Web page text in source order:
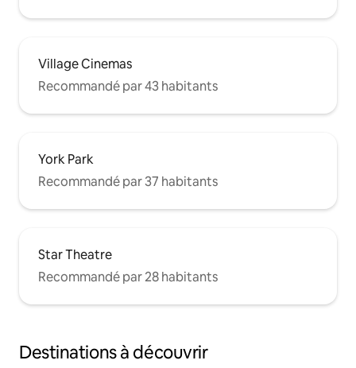
Village Cinemas
Recommandé par 43 habitants
York Park
Recommandé par 37 habitants
Star Theatre
Recommandé par 28 habitants
Destinations à découvrir